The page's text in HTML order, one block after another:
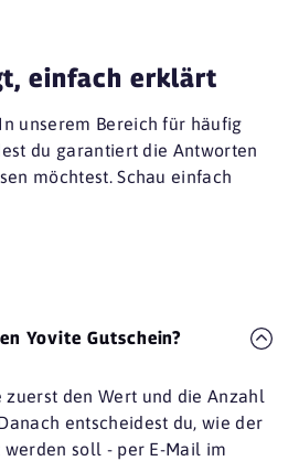
einfach erklärt
unserem Bereich für häufig
du garantiert die Antworten
möchtest. Schau einfach
Yovite Gutschein?
zuerst den Wert und die Anzahl
entscheidest du, wie der
soll - per E-Mail im